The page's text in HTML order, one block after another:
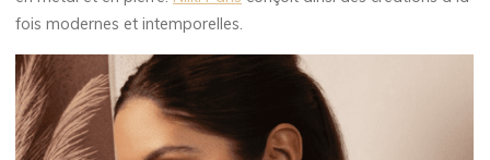
fois modernes et intemporelles.